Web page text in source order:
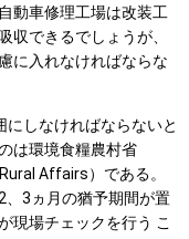
動車修理工場は改装工
収できるでしょうが、
に入れなければならな
しなければならないと
は環境食糧農村省
Affairs）である。
、3ヵ月の猶予期間が置
現場チェックを行う こ